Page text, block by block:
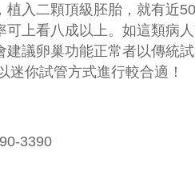
入二顆頂級胚胎，就有近
上看八成以上。如這類病
議卵巢功能正常者以傳統
你試管方式進行較合適！
3390